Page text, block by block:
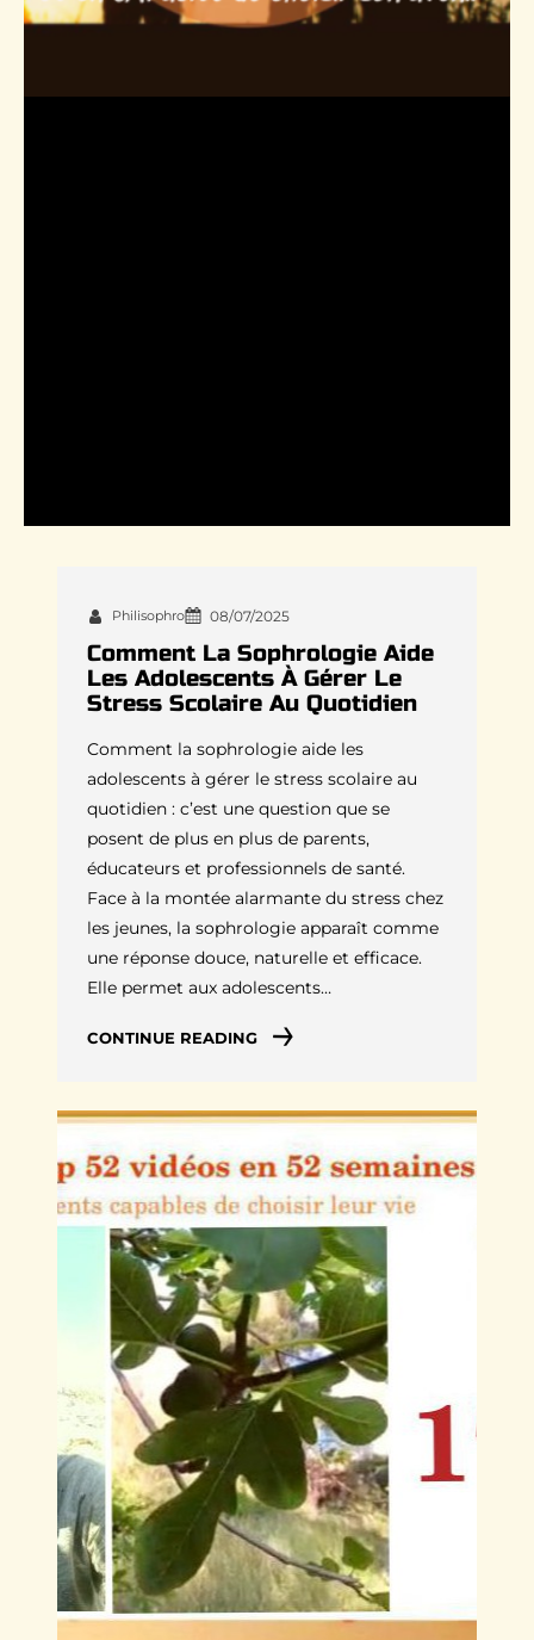
Philisophro 08/07/2025
Comment La Sophrologie Aide
Les Adolescents À Gérer Le
Stress Scolaire Au Quotidien
Comment la sophrologie aide les
adolescents à gérer le stress scolaire au
quotidien : c’est une question que se
posent de plus en plus de parents,
éducateurs et professionnels de santé.
Face à la montée alarmante du stress chez
les jeunes, la sophrologie apparaît comme
une réponse douce, naturelle et efficace.
Elle permet aux adolescents…
CONTINUE READING